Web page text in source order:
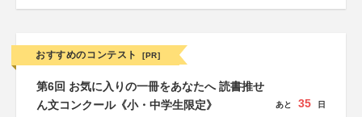
おすすめのコンテスト [PR]
第6回 お気に入りの一冊をあなたへ 読書推せ
ん文コンクール《小・中学生限定》
あと 35 日